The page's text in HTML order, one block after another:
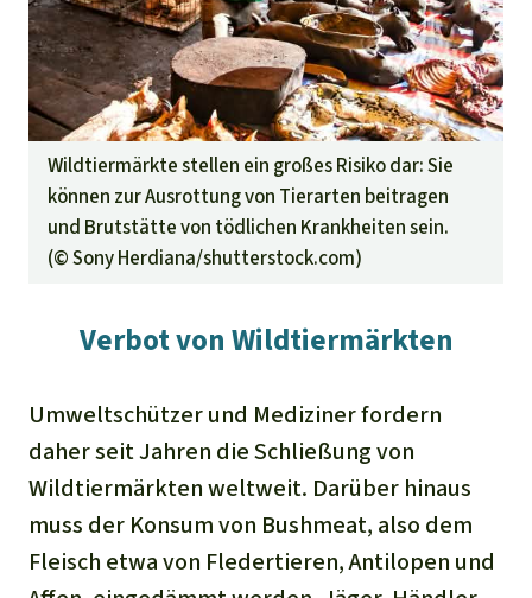
Wildtiermärkte stellen ein großes Risiko dar: Sie
können zur Ausrottung von Tierarten beitragen
und Brutstätte von tödlichen Krankheiten sein.
(©Sony Herdiana/shutterstock.com)
Verbot von Wildtiermärkten
Umweltschützer und Mediziner fordern
daher seit Jahren die Schließung von
Wildtiermärkten weltweit. Darüber hinaus
muss der Konsum von Bushmeat, also dem
Fleisch etwa von Fledertieren, Antilopen und